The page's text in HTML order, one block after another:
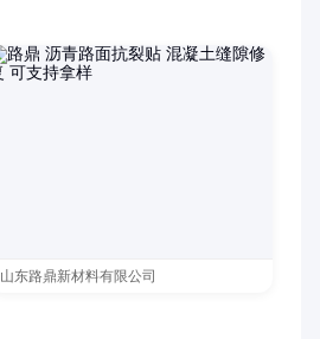
山东路鼎新材料有限公司